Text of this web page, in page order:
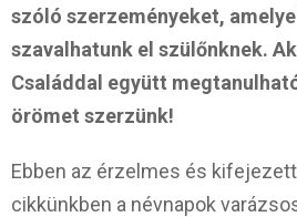
szóló szerzeményeket,
szavalhatunk el szülőnknek.
Családdal együtt
örömet szerzünk!
Ebben az érzelmes és
cikkünkben a névnapok